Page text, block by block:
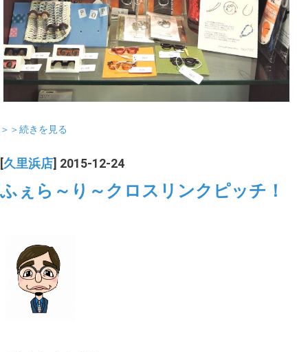
＞＞続きを見る
[久里浜店] 2015-12-24
ふぇら～り～クロスリンクピッチ！